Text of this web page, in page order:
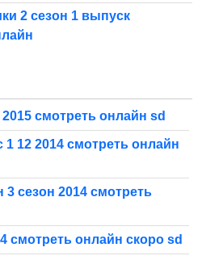
2 сезон 1 выпуск
смотреть онлайн sd
1 12 2014 смотреть онлайн
3 сезон 2014 смотреть
смотреть онлайн скоро sd